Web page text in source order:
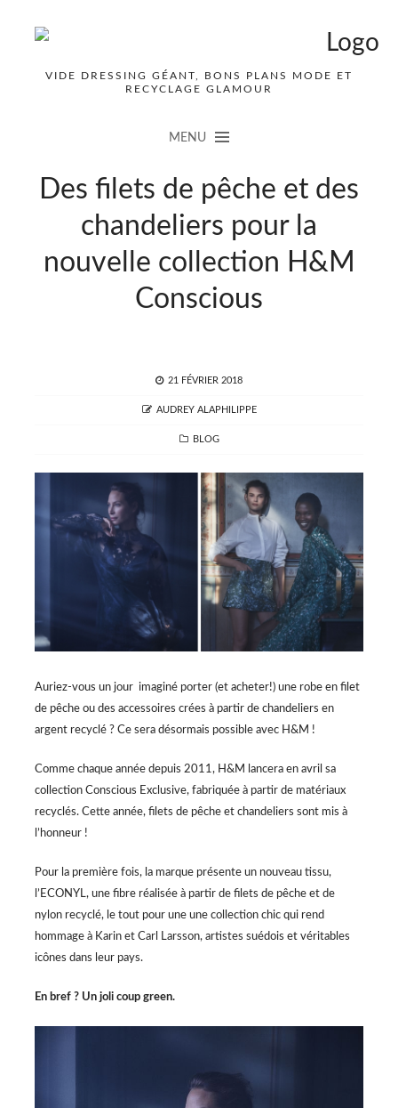
VIDE DRESSING GÉANT, BONS PLANS MODE ET
RECYCLAGE GLAMOUR
MENU
Des filets de pêche et des
chandeliers pour la
nouvelle collection H&M
Conscious
POSTED
21 FÉVRIER 2018
AUTHOR
AUDREY ALAPHILIPPE
CATEGORIES
BLOG
Auriez-vous un jour imaginé porter (et acheter!) une robe en filet
de pêche ou des accessoires crées à partir de chandeliers en
argent recyclé ? Ce sera désormais possible avec H&M !
Comme chaque année depuis 2011, H&M lancera en avril sa
collection Conscious Exclusive, fabriquée à partir de matériaux
recyclés. Cette année, filets de pêche et chandeliers sont mis à
l’honneur !
Pour la première fois, la marque présente un nouveau tissu,
l’ECONYL, une fibre réalisée à partir de filets de pêche et de
nylon recyclé, le tout pour une une collection chic qui rend
hommage à Karin et Carl Larsson, artistes suédois et véritables
icônes dans leur pays.
En bref ? Un joli coup green.